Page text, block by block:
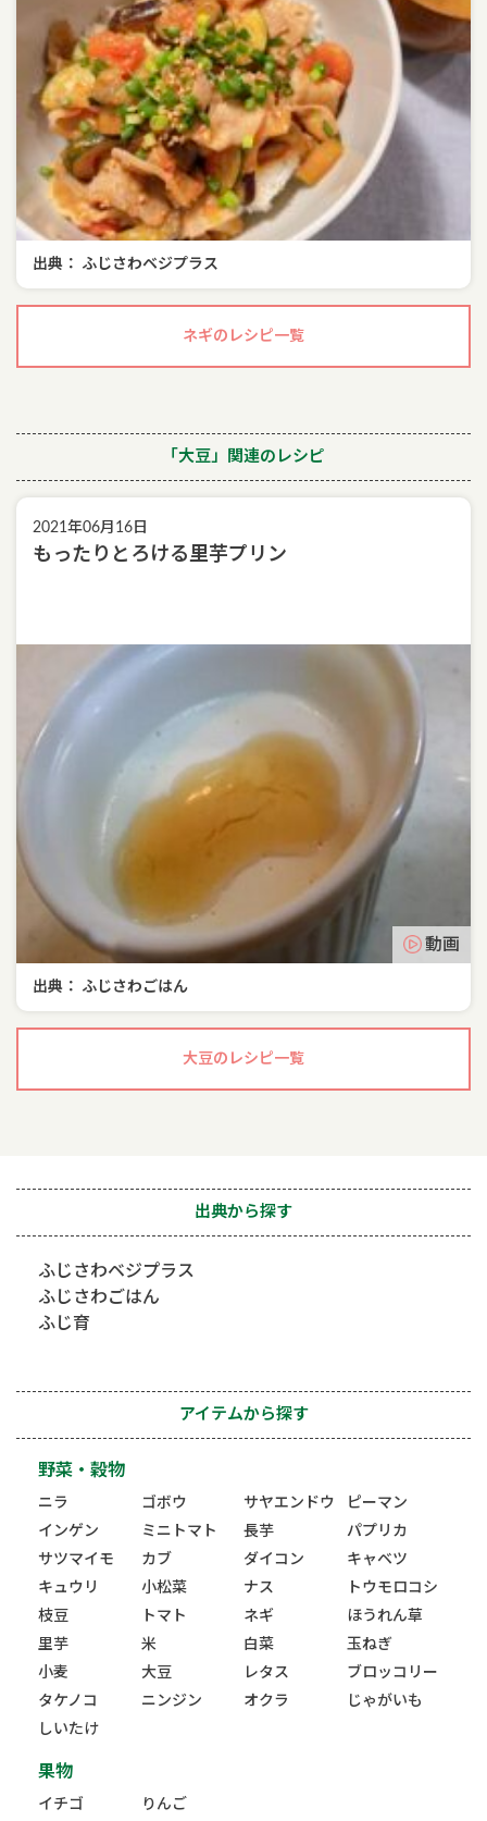
出典： ふじさわベジプラス
ネギのレシピ一覧
「大豆」関連のレシピ
2021年06月16日
もったりとろける里芋プリン
動画
出典： ふじさわごはん
大豆のレシピ一覧
出典から探す
ふじさわベジプラス
ふじさわごはん
ふじ育
アイテムから探す
野菜・穀物
ニラ ゴボウ サヤエンドウ
ピーマン
インゲン
ミニトマト 長芋
パプリカ
サツマイモ
カブ ダイコン
キャベツ
キュウリ
小松菜 ナス
トウモロコシ
枝豆
トマト ネギ
ほうれん草
里芋
米 白菜
玉ねぎ
小麦
大豆 レタス
ブロッコリー
タケノコ
ニンジン オクラ
じゃがいも
しいたけ
果物
イチゴ りんご